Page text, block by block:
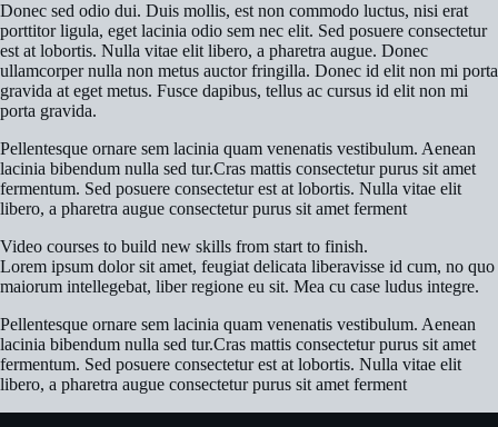
Donec sed odio dui. Duis mollis, est non commodo luctus, nisi erat
porttitor ligula, eget lacinia odio sem nec elit. Sed posuere consectetur
est at lobortis. Nulla vitae elit libero, a pharetra augue. Donec
ullamcorper nulla non metus auctor fringilla. Donec id elit non mi porta
gravida at eget metus. Fusce dapibus, tellus ac cursus id elit non mi
porta gravida.
Pellentesque ornare sem lacinia quam venenatis vestibulum. Aenean
lacinia bibendum nulla sed tur.Cras mattis consectetur purus sit amet
fermentum. Sed posuere consectetur est at lobortis. Nulla vitae elit
libero, a pharetra augue consectetur purus sit amet ferment
Video courses to build new skills from start to finish.
Lorem ipsum dolor sit amet, feugiat delicata liberavisse id cum, no quo
maiorum intellegebat, liber regione eu sit. Mea cu case ludus integre.
Pellentesque ornare sem lacinia quam venenatis vestibulum. Aenean
lacinia bibendum nulla sed tur.Cras mattis consectetur purus sit amet
fermentum. Sed posuere consectetur est at lobortis. Nulla vitae elit
libero, a pharetra augue consectetur purus sit amet ferment